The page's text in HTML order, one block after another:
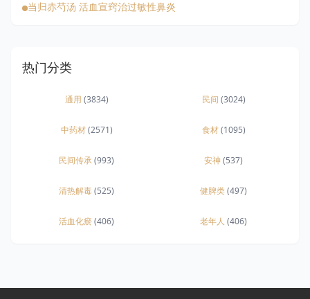
当归赤芍汤 活血宣窍治过敏性鼻炎
热门分类
通用 (3834) 民间 (3024)
中药材(2571) 食材(1095)
民间传承(993) 安神(537)
清热解毒(525) 健脾类(497)
活血化瘀(406) 老年人 (406)